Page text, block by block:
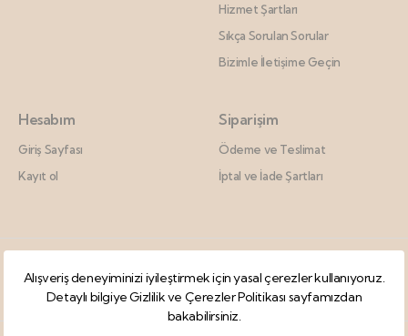
Alışveriş deneyiminizi iyileştirmek için yasal çerezler kullanıyoruz.
Detaylı bilgiyeGizlilik ve Çerezler Politikası sayfamızdan
bakabilirsiniz.
Hizmet Şartları
Sıkça Sorulan Sorular
Bizimle İletişime Geçin
Hesabım
Giriş Sayfası
Kayıt ol
Siparişim
Ödeme ve Teslimat
İptal ve İade Şartları